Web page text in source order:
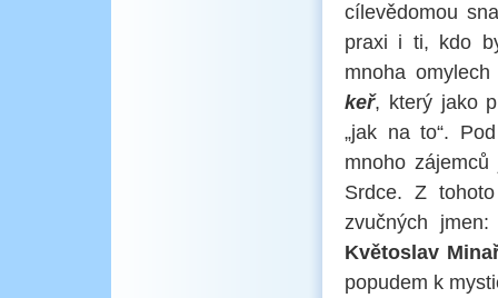
cílevědomou
praxi i ti, kdo
mnoha
keř, který jako
„jak na to“.
mnoho
Srdce. Z
zvučných
Květoslav
popudem k